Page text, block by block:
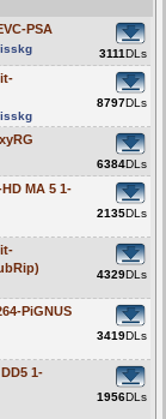
PSA
3111DLs
8797DLs
6384DLs
MA 5 1-
2135DLs
4329DLs
PiGNUS
3419DLs
1-
1956DLs